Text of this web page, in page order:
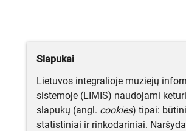
Slapukai
Lietuvos integralioje muziejų
sistemoje (LIMIS) naudojami
slapukų (angl. cookies) tipai:
statistiniai ir rinkodariniai.